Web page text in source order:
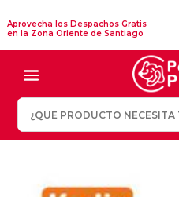
Aprovecha los Despachos Gratis
en la Zona Oriente de Santiago